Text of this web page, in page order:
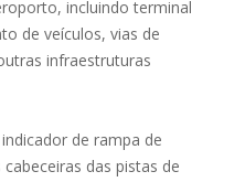
incluindo terminal
de veículos, vias de
infraestruturas
de rampa de
das pistas de